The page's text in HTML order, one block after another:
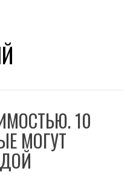
10
МОГУТ